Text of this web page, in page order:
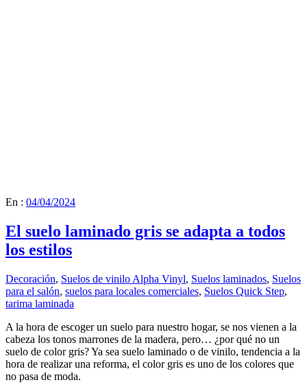
En : 04/04/2024
El suelo laminado gris se adapta a todos
los estilos
Decoración, Suelos de vinilo Alpha Vinyl, Suelos laminados, Suelos
para el salón, suelos para locales comerciales, Suelos Quick Step,
tarima laminada
A la hora de escoger un suelo para nuestro hogar, se nos vienen a la
cabeza los tonos marrones de la madera, pero… ¿por qué no un
suelo de color gris? Ya sea suelo laminado o de vinilo, tendencia a la
hora de realizar una reforma, el color gris es uno de los colores que
no pasa de moda.